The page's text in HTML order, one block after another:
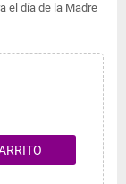
el día de la Madre